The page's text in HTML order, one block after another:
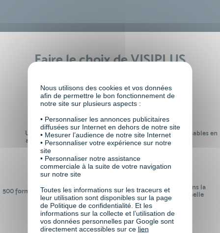
Faire le choix de VISIPLUS
Un réseau de 22 000
anciens participants
100% des formations réalisables en
digital learning
500 formations pour se préparer au
monde de demain
24 ans d'expérience dans la
formation professionnelle
Nous utilisons des cookies et vos données
afin de permettre le bon fonctionnement de
notre site sur plusieurs aspects :
• Personnaliser les annonces publicitaires
diffusées sur Internet en dehors de notre site
• Mesurer l’audience de notre site Internet
• Personnaliser votre expérience sur notre
site
• Personnaliser notre assistance
commerciale à la suite de votre navigation
sur notre site
Toutes les informations sur les traceurs et
leur utilisation sont disponibles sur la page
de Politique de confidentialité. Et les
informations sur la collecte et l’utilisation de
vos données personnelles par Google sont
directement accessibles sur ce lien